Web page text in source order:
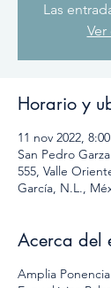
Las
Horario y
11 nov 2022,
San Pedro
555, Valle
García, N.L.,
Acerca del
Amplia